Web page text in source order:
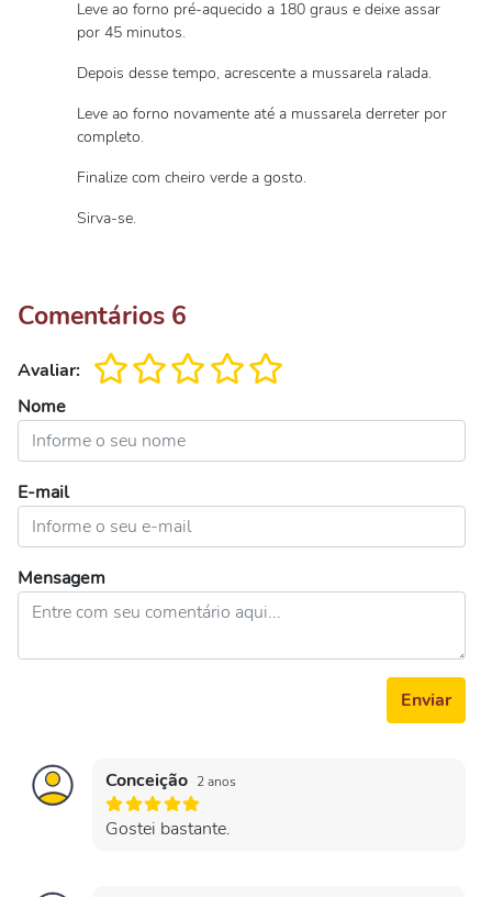
Leve ao forno pré-aquecido a 180 graus e deixe assar
por 45 minutos.
Depois desse tempo, acrescente a mussarela ralada.
Leve ao forno novamente até a mussarela derreter por
completo.
Finalize com cheiro verde a gosto.
Sirva-se.
Comentários 6
Avaliar:
Nome
E-mail
Mensagem
Enviar
Conceição 2 anos
Gostei bastante.